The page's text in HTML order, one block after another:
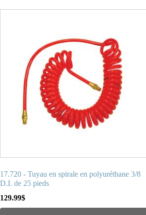
17.720 - Tuyau en spirale en polyuréthane 3/8
D.I. de 25 pieds
129.99$